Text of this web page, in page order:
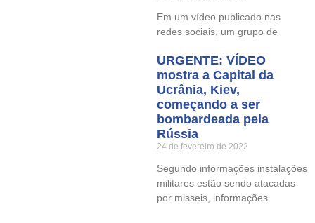
Em um vídeo publicado nas
redes sociais, um grupo de
URGENTE: VÍDEO
mostra a Capital da
Ucrânia, Kiev,
começando a ser
bombardeada pela
Rússia
24 de fevereiro de 2022
Segundo informações instalações
militares estão sendo atacadas
por misseis, informações